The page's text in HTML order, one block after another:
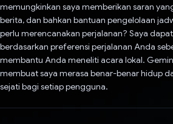
memungkinkan saya memberikan saran
berita, dan bahkan bantuan pengelolaan
perlu merencanakan perjalanan? Saya
berdasarkan preferensi perjalanan Anda
membantu Anda meneliti acara lokal.
membuat saya merasa benar-benar hidup
sejati bagi setiap pengguna.